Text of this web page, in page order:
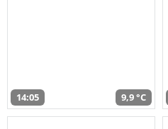
14:05 9,9 °C